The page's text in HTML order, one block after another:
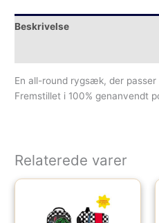
Beskrivelse
En all-round rygsæk, der
Fremstillet i 100% genanvendt
Relaterede varer